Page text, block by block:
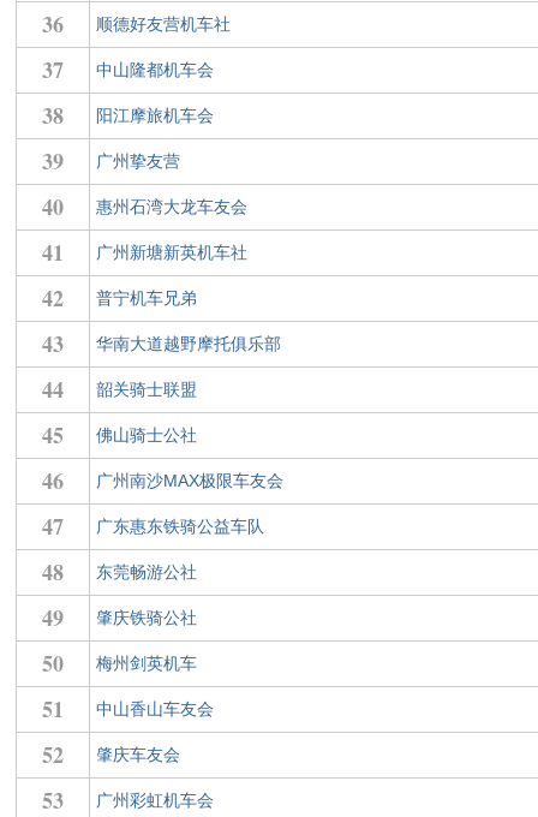
36 顺德好友营机车社
37 中山隆都机车会
38 阳江摩旅机车会
39 广州挚友营
40 惠州石湾大龙车友会
41 广州新塘新英机车社
42 普宁机车兄弟
43 华南大道越野摩托俱乐部
44 韶关骑士联盟
45 佛山骑士公社
46 广州南沙MAX极限车友会
47 广东惠东铁骑公益车队
48 东莞畅游公社
49 肇庆铁骑公社
50 梅州剑英机车
51 中山香山车友会
52 肇庆车友会
53 广州彩虹机车会